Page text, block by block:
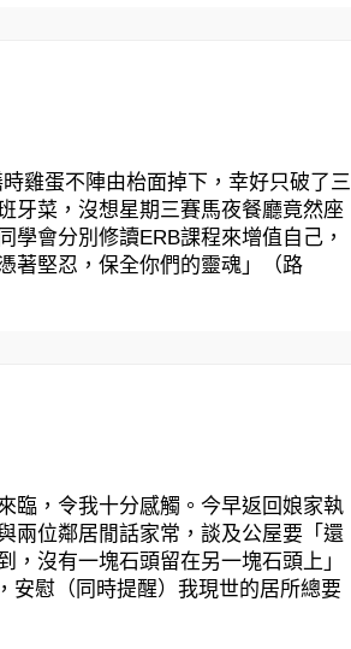
時雞蛋不陣由枱面掉下，幸好只破了三
牙菜，沒想星期三賽馬夜餐廳竟然座
學會分別修讀ERB課程來增值自己，
著堅忍，保全你們的靈魂」（路
臨，令我十分感觸。今早返回娘家執
兩位鄰居閒話家常，談及公屋要「還
，沒有一塊石頭留在另一塊石頭上」
安慰（同時提醒）我現世的居所總要